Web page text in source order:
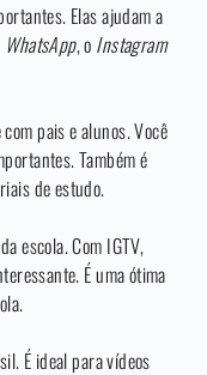
Elas ajudam a
WhatsApp, o Instagram
pais e alunos. Você
Também é
de estudo.
escola. Com IGTV,
É uma ótima
É ideal para vídeos